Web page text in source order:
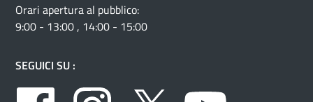
Orari apertura al pubblico:
9:00 - 13:00 , 14:00 - 15:00
SEGUICI SU :
Facebook
Instagram Twitter